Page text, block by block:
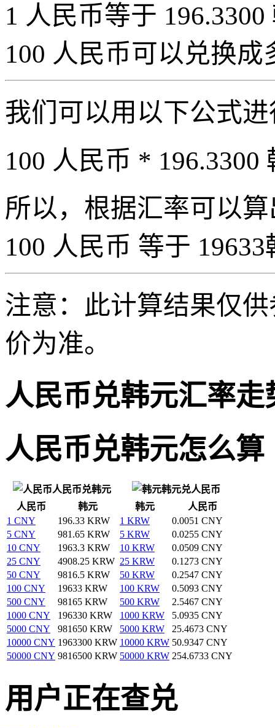
1 人民币等于
100 人民币可以兑换成
我们可以用以下公式
100 人民币 * 196.3300
所以，根据汇率可以
100 人民币 等于
注意：此计算结果仅
价为准。
人民币兑韩元汇率走
人民币兑韩元怎么算
人民币兑韩元
韩元兑人民币
人民币
韩元 韩元
人民币
1 CNY
196.33 KRW 1 KRW
0.0051 CNY
5 CNY
981.65 KRW 5 KRW
0.0255 CNY
10 CNY
1963.3 KRW 10 KRW
0.0509 CNY
25 CNY
4908.25 KRW 25 KRW
0.1273 CNY
50 CNY
9816.5 KRW 50 KRW
0.2547 CNY
100 CNY
19633 KRW 100 KRW
0.5093 CNY
500 CNY
98165 KRW 500 KRW
2.5467 CNY
1000 CNY
196330 KRW 1000 KRW
5.0935 CNY
5000 CNY
981650 KRW 5000 KRW
25.4673 CNY
10000 CNY 1963300 KRW 10000 KRW 50.9347 CNY
50000 CNY 9816500 KRW 50000 KRW 254.6733 CNY
用户正在查兑